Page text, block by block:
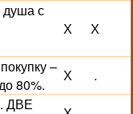
с
Х Х
–
80%.
Х .
ДВЕ